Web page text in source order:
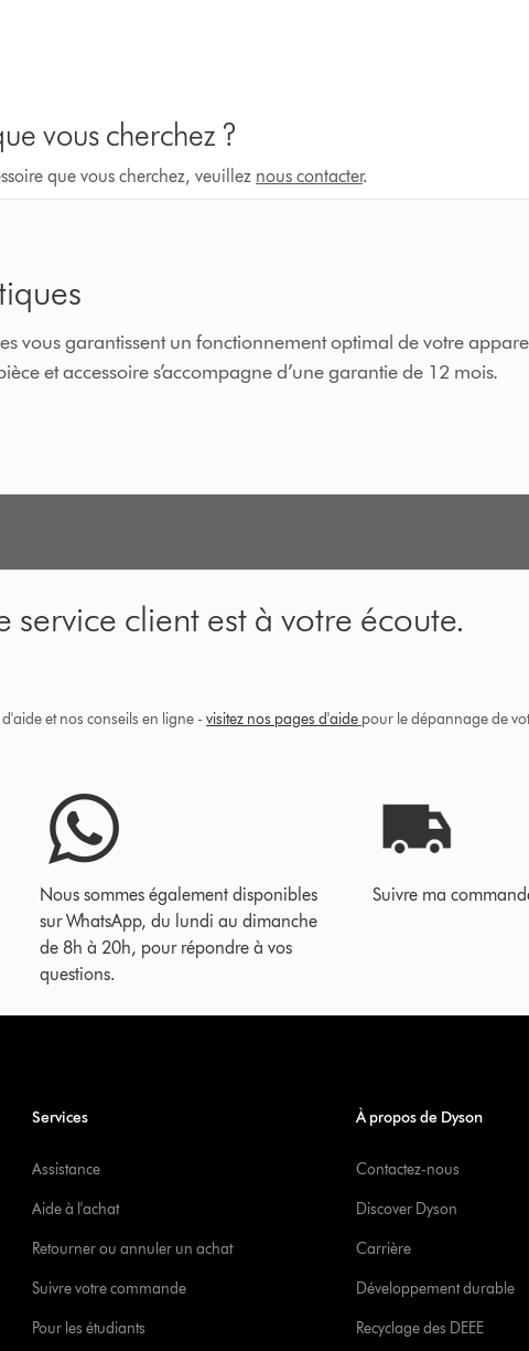
vous cherchez ?
que vous cherchez, veuillez nous contacter.
vous garantissent un fonctionnement optimal de votre
et accessoire s’accompagne d’une garantie de 12 mois.
service client est à votre écoute.
et nos conseils en ligne - visitez nos pages d'aide pour le dépannage de
Nous sommes également disponibles
sur WhatsApp, du lundi au dimanche
de 8h à 20h, pour répondre à vos
questions.
Suivre ma
Services
Assistance
Aide à l'achat
Retourner ou annuler un achat
Suivre votre commande
Pour les étudiants
À propos de Dyson
Contactez-nous
Discover Dyson
Carrière
Développement durable
Recyclage des DEEE